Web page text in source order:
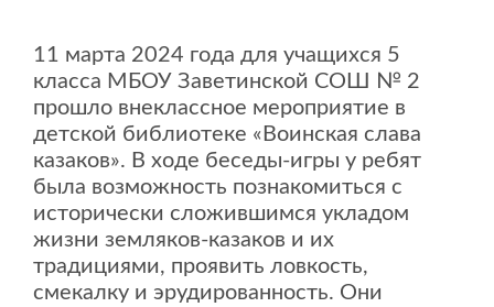
11 марта 2024 года для учащихся 5
класса МБОУ Заветинской СОШ № 2
прошло внеклассное мероприятие в
детской библиотеке «Воинская слава
казаков». В ходе беседы-игры у ребят
была возможность познакомиться с
исторически сложившимся укладом
жизни земляков-казаков и их
традициями, проявить ловкость,
смекалку и эрудированность. Они